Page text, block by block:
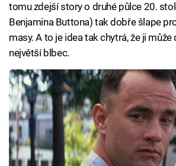
tomu zdejší story o druhé půlce 20.
Benjamina Buttona) tak dobře šlape
masy. A to je idea tak chytrá, že ji
největší blbec.